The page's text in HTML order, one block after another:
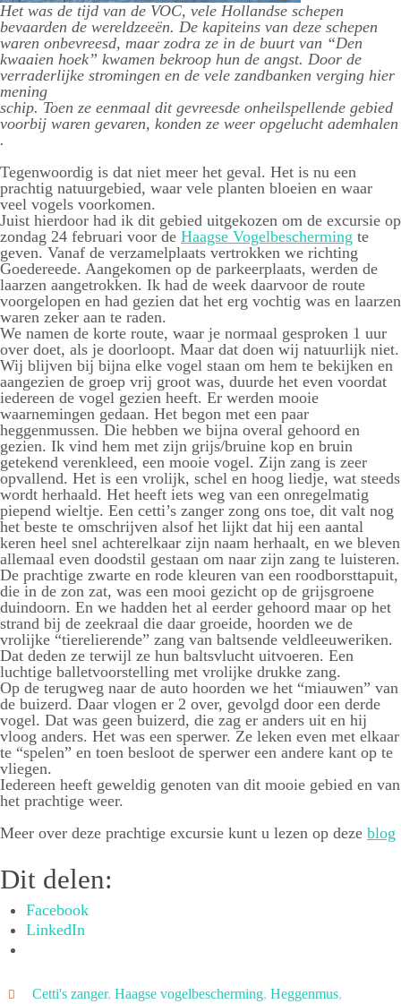
Het was de tijd van de VOC, vele Hollandse schepen
bevaarden de wereldzeeën. De kapiteins van deze schepen
waren onbevreesd, maar zodra ze in de buurt van “Den
kwaaien hoek” kwamen bekroop hun de angst. Door de
verraderlijke stromingen en de vele zandbanken verging hier
mening
schip. Toen ze eenmaal dit gevreesde onheilspellende gebied
voorbij waren gevaren, konden ze weer opgelucht ademhalen
.
Tegenwoordig is dat niet meer het geval. Het is nu een
prachtig natuurgebied, waar vele planten bloeien en waar
veel vogels voorkomen.
Juist hierdoor had ik dit gebied uitgekozen om de excursie op
zondag 24 februari voor de Haagse Vogelbescherming te
geven. Vanaf de verzamelplaats vertrokken we richting
Goedereede. Aangekomen op de parkeerplaats, werden de
laarzen aangetrokken. Ik had de week daarvoor de route
voorgelopen en had gezien dat het erg vochtig was en laarzen
waren zeker aan te raden.
We namen de korte route, waar je normaal gesproken 1 uur
over doet, als je doorloopt. Maar dat doen wij natuurlijk niet.
Wij blijven bij bijna elke vogel staan om hem te bekijken en
aangezien de groep vrij groot was, duurde het even voordat
iedereen de vogel gezien heeft. Er werden mooie
waarnemingen gedaan. Het begon met een paar
heggenmussen. Die hebben we bijna overal gehoord en
gezien. Ik vind hem met zijn grijs/bruine kop en bruin
getekend verenkleed, een mooie vogel. Zijn zang is zeer
opvallend. Het is een vrolijk, schel en hoog liedje, wat steeds
wordt herhaald. Het heeft iets weg van een onregelmatig
piepend wieltje. Een cetti’s zanger zong ons toe, dit valt nog
het beste te omschrijven alsof het lijkt dat hij een aantal
keren heel snel achterelkaar zijn naam herhaalt, en we bleven
allemaal even doodstil gestaan om naar zijn zang te luisteren.
De prachtige zwarte en rode kleuren van een roodborsttapuit,
die in de zon zat, was een mooi gezicht op de grijsgroene
duindoorn. En we hadden het al eerder gehoord maar op het
strand bij de zeekraal die daar groeide, hoorden we de
vrolijke “tierelierende” zang van baltsende veldleeuweriken.
Dat deden ze terwijl ze hun baltsvlucht uitvoeren. Een
luchtige balletvoorstelling met vrolijke drukke zang.
Op de terugweg naar de auto hoorden we het “miauwen” van
de buizerd. Daar vlogen er 2 over, gevolgd door een derde
vogel. Dat was geen buizerd, die zag er anders uit en hij
vloog anders. Het was een sperwer. Ze leken even met elkaar
te “spelen” en toen besloot de sperwer een andere kant op te
vliegen.
Iedereen heeft geweldig genoten van dit mooie gebied en van
het prachtige weer.
Meer over deze prachtige excursie kunt u lezen op deze blog
Dit delen:
Facebook
LinkedIn
Cetti's zanger, Haagse vogelbescherming, Heggenmus,